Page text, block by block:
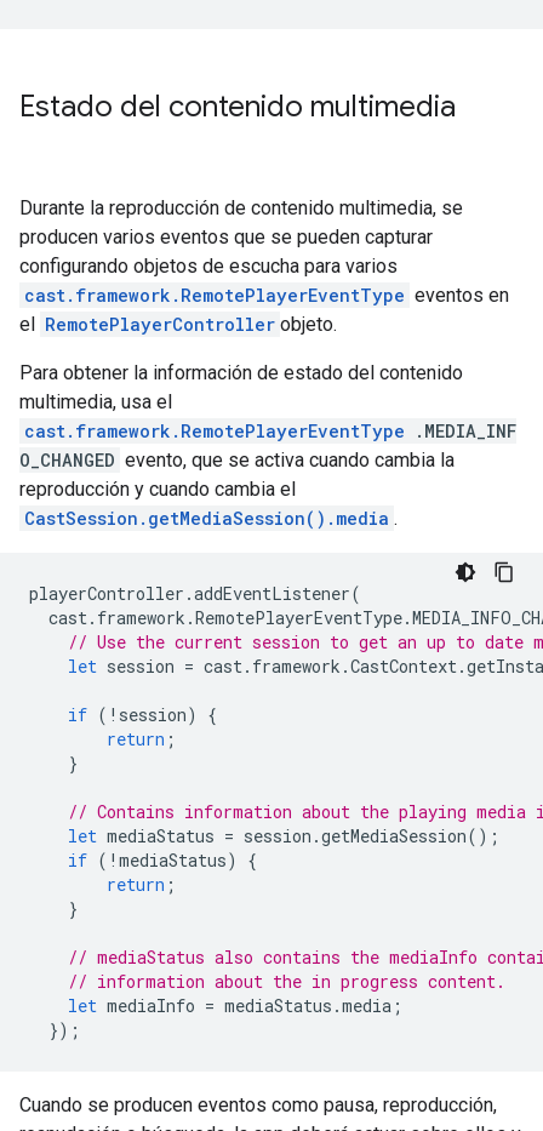
Estado del contenido multimedia
Durante la reproducción de contenido multimedia, se
producen varios eventos que se pueden capturar
configurando objetos de escucha para varios
cast.framework.RemotePlayerEventType eventos en
el RemotePlayerController objeto.
Para obtener la información de estado del contenido
multimedia, usa el
cast.framework.RemotePlayerEventType
.MEDIA_INF
O_CHANGED evento, que se activa cuando cambia la
reproducción y cuando cambia el
CastSession.getMediaSession().media .
playerController .addEventListener(
cast. framework .RemotePlayerEventType.
// Use the current session to get an up to date
let session = cast. framework .CastContext.
if ( ! session)
{
return ;
}
// Contains information about the playing media
let mediaStatus = session .getMediaSession();
if ( ! mediaStatus)
{
return ;
}
// mediaStatus also contains the mediaInfo
// information about the in progress content.
let mediaInfo = mediaStatus .media ;
});
Cuando se producen eventos como pausa, reproducción,